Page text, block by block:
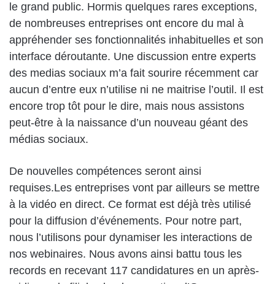
le grand public. Hormis quelques rares exceptions,
de nombreuses entreprises ont encore du mal à
appréhender ses fonctionnalités inhabituelles et son
interface déroutante. Une discussion entre experts
des medias sociaux m’a fait sourire récemment car
aucun d’entre eux n’utilise ni ne maitrise l’outil. Il est
encore trop tôt pour le dire, mais nous assistons
peut-être à la naissance d’un nouveau géant des
médias sociaux.
De nouvelles compétences seront ainsi
requises.Les entreprises vont par ailleurs se mettre
à la vidéo en direct. Ce format est déjà très utilisé
pour la diffusion d’événements. Pour notre part,
nous l’utilisons pour dynamiser les interactions de
nos webinaires. Nous avons ainsi battu tous les
records en recevant 117 candidatures en un après-